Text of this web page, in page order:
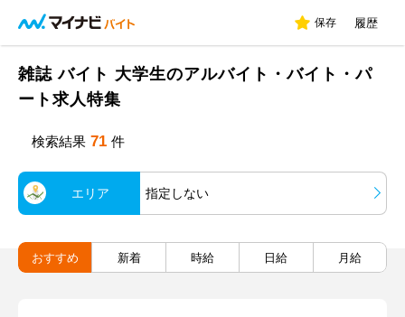
保存 履歴
雑誌 バイト 大学生のアルバイト・バイト・パ
ート求人特集
検索結果 71 件
エリア 指定しない
おすすめ 新着 時給 日給 月給